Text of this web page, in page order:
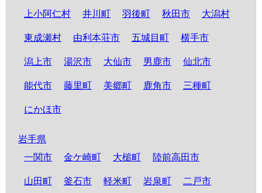
上小阿仁村 井川町 羽後町 秋田市 大潟村
東成瀬村 由利本荘市 五城目町 横手市
潟上市 湯沢市 大仙市 男鹿市 仙北市
能代市 藤里町 美郷町 鹿角市 三種町
にかほ市
岩手県
一関市
金ケ崎町 大槌町 陸前高田市
山田町 釜石市 軽米町 岩泉町 二戸市